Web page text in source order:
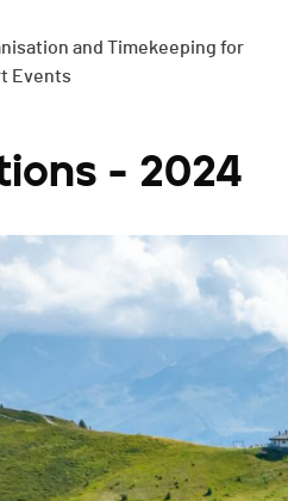
and Timekeeping for
Events
- 2024